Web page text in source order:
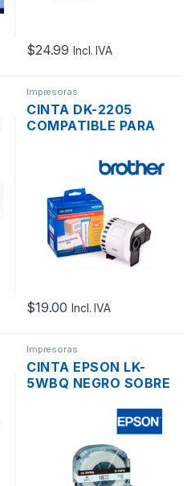
$24.99 Incl. IVA
Impresoras
CINTA DK-2205
COMPATIBLE PARA
ETIQUETAS
BROTHER QL-
800/QL-1050N 62MM
X 30MTS
$19.00 Incl. IVA
Impresoras
CINTA EPSON LK-
5WBQ NEGRO SOBRE
5MTS. PARA LW-400